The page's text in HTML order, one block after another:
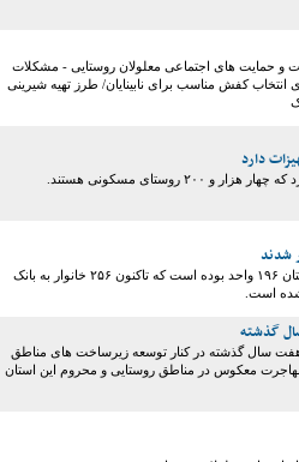
و حمایت های اجتماعی معلولان روستایی - مشکلات
انتخاب کفش مناسب برای نابینایان/ طرز تهیه شیرینی
مدیرکل بهزیستی گلستان گفت: سهمیه دو معلول روستایی گلستان ۱۹۶ واحد بوده است که تاکنون ۲۵۶ خانوار به بانک
۴۷ هزار خانه روستایی در هفت سال گذشته در کنار توسعه زیرساخت های مناطق
معکوس در مناطق روستایی و محروم این استان